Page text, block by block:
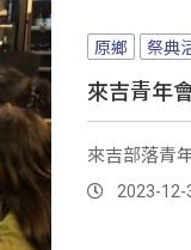
原鄉 祭典
來吉青年
來吉部落青
2023-12-